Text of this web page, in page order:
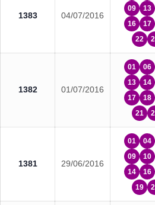
1383 04/07/2016
09
13
16
17
22
1382 01/07/2016
01 06
13
14
17
18
21
1381 29/06/2016
01 04
09
10
14
16
19